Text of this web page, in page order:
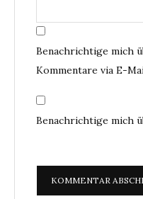
Benachrichtige mich
Kommentare via E-
Benachrichtige mich